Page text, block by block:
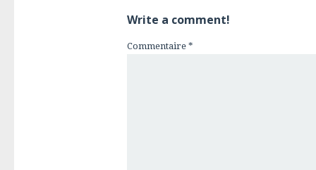
Write a comment!
Commentaire *